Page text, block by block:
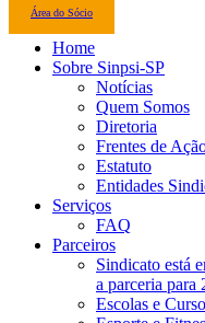
Área do Sócio
Home
Sobre Sinpsi-SP
Notícias
Quem Somos
Diretoria
Frentes de
Estatuto
Entidades
Serviços
FAQ
Parceiros
Sindicato está
a parceria para
Escolas e